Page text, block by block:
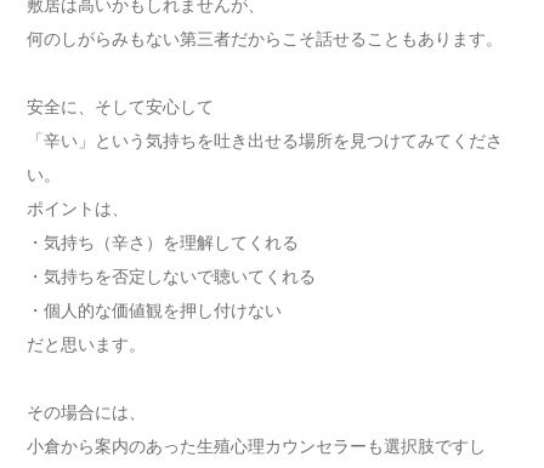
敷居は高いかもしれませんが、
何のしがらみもない第三者だからこそ話せることもあります。
安全に、そして安心して
「辛い」という気持ちを吐き出せる場所を見つけてみてくださ
い。
ポイントは、
・気持ち（辛さ）を理解してくれる
・気持ちを否定しないで聴いてくれる
・個人的な価値観を押し付けない
だと思います。
その場合には、
小倉から案内のあった生殖心理カウンセラーも選択肢ですし